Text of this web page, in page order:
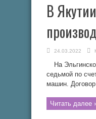
В
24.03.2022
На
седьмой по
машин.
Читать далее